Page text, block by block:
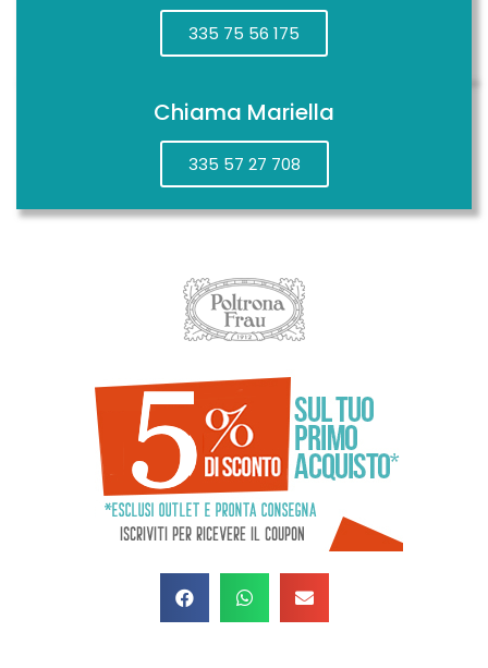
335 75 56 175
Chiama Mariella
335 57 27 708